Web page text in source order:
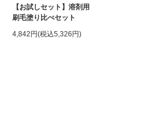
【お試しセット】溶剤用
刷毛塗り比べセット
4,842円(税込5,326円)